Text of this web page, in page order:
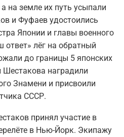
на земле их путь усыпали
и Фуфаев удостоились
Японии и главы военного
ответ» лёг на обратный
до границы 5 японских
наградили
Знамени и присвоили
СССР.
принял участие в
в Нью-Йорк. Экипажу